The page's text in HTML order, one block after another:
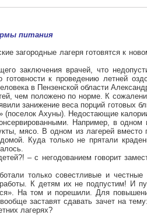
питания
загородные лагеря готовятся к
заключения врачей, что
к проведению летней
в Пензенской области
чем положено по норме. К
занижение веса порций готовых
(поселок Ахуны). Недостающие
Например, в
мясо. В одном из лагерей
Куда только не прятали
– с негодованием говорит
только совестливые и
К детям их не подпустим! И
На том и порешили. Для
заставят сдавать зачет на
лагерях?